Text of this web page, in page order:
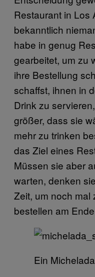
Restaurant in Los
bekanntlich
habe in genug
gearbeitet, um zu
ihre Bestellung
schaffst, ihnen in
Drink zu
größer, dass sie
mehr zu trinken
das Ziel eines
Müssen sie aber
warten, denken
Zeit, um noch
bestellen am
Ein